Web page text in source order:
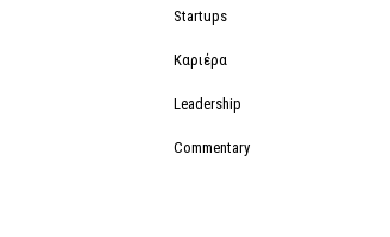
Startups
Καριέρα
Leadership
Commentary